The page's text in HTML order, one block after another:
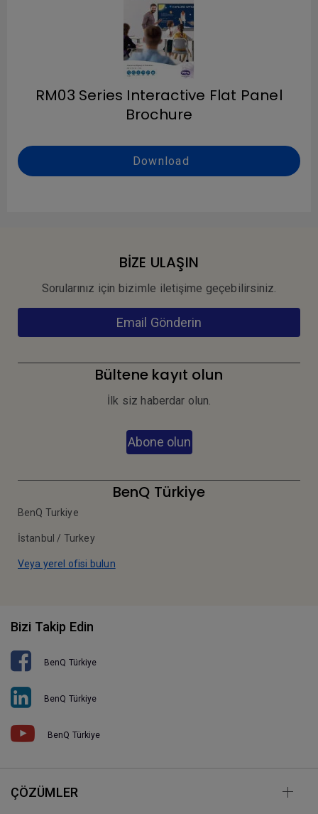
RM03 Series Interactive Flat Panel
Brochure
Download
BİZE ULAŞIN
Sorularınız için bizimle iletişime geçebilirsiniz.
Email Gönderin
Bültene kayıt olun
İlk siz haberdar olun.
Abone olun
BenQ Türkiye
BenQ Turkiye
İstanbul / Turkey
Veya yerel ofisi bulun
Bizi Takip Edin
BenQ Türkiye
BenQ Türkiye
BenQ Türkiye
ÇÖZÜMLER